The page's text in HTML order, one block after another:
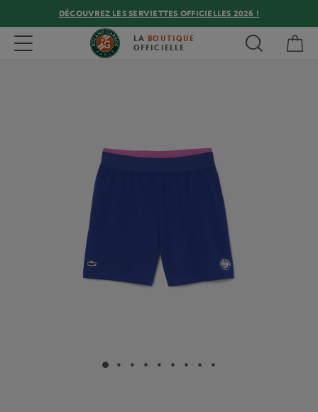
DÉCOUVREZ LES SERVIETTES OFFICIELLES 2026 !
Toggle navigation LA BOUTIQUE
OFFICIELLE